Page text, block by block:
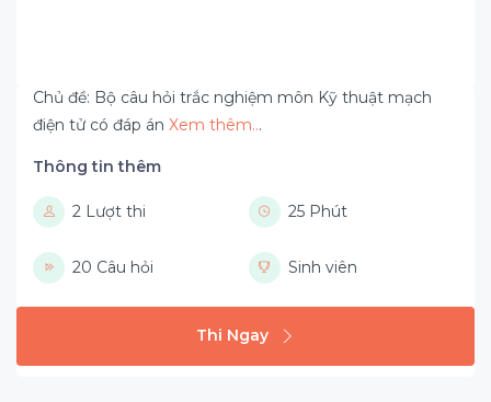
Chủ đề: Bộ câu hỏi trắc nghiệm môn Kỹ thuật mạch
điện tử có đáp án Xem thêm...
Thông tin thêm
2 Lượt thi 25 Phút
20 Câu hỏi Sinh viên
Thi Ngay